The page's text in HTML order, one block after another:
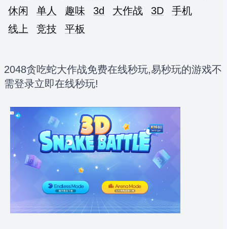
休闲
单人 趣味 3d 大作战 3D
手机
线上
竞技 平板
2048贪吃蛇大作战免费在线秒玩,易秒玩的游戏不
需登录立即在线秒玩!